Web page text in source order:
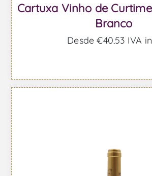
Cartuxa Vinho de
Branco
Desde €40,53 IVA